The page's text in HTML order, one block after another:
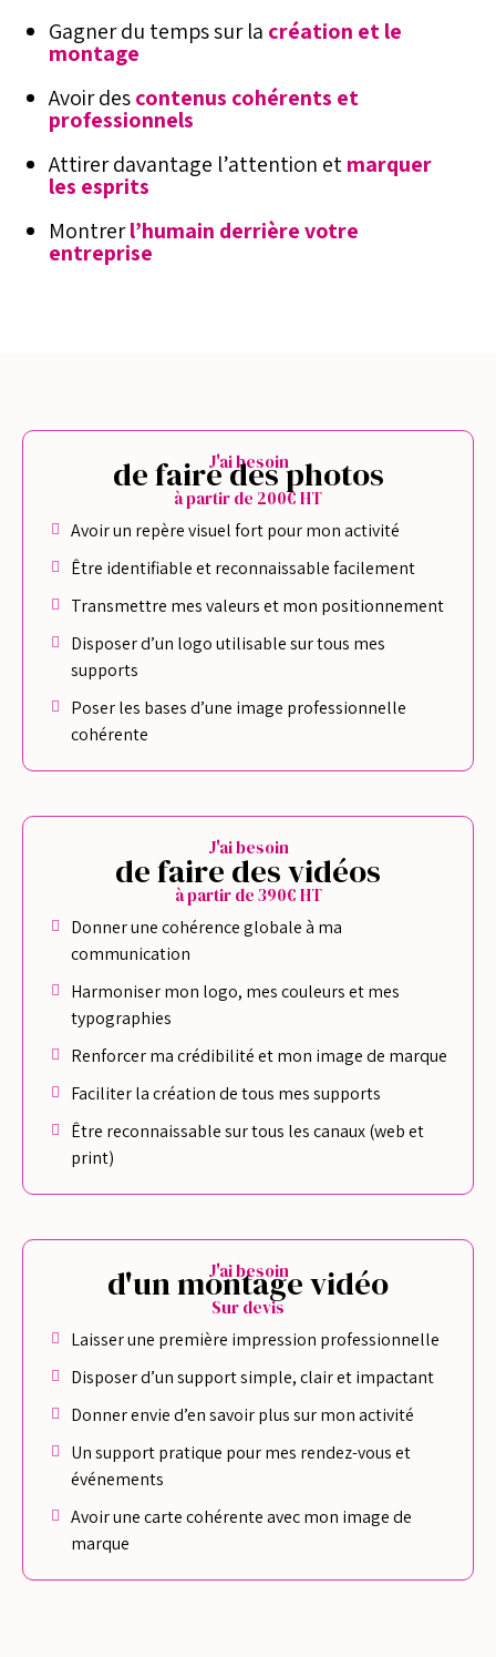
Gagner du temps sur la création et le
montage
Avoir descontenus cohérents et
professionnels
Attirer davantage l’attention etmarquer
les esprits
Montrerl’humain derrière votre
entreprise
J'ai besoin
de faire des photos
à partir de 200€ HT
Avoir un repère visuel fort pour mon activité
Être identifiable et reconnaissable facilement
Transmettre mes valeurs et mon positionnement
Disposer d’un logo utilisable sur tous mes
supports
Poser les bases d’une image professionnelle
cohérente
J'ai besoin
de faire des vidéos
à partir de 390€ HT
Donner une cohérence globale à ma
communication
Harmoniser mon logo, mes couleurs et mes
typographies
Renforcer ma crédibilité et mon image de marque
Faciliter la création de tous mes supports
Être reconnaissable sur tous les canaux (web et
print)
J'ai besoin
d'un montage vidéo
Sur devis
Laisser une première impression professionnelle
Disposer d’un support simple, clair et impactant
Donner envie d’en savoir plus sur mon activité
Un support pratique pour mes rendez-vous et
événements
Avoir une carte cohérente avec mon image de
marque